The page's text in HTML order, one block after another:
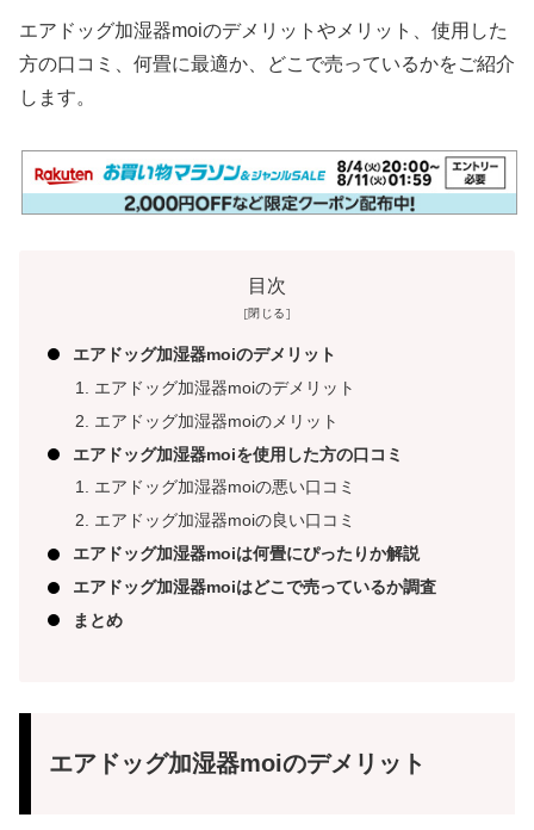
エアドッグ加湿器moiのデメリットやメリット、使用した
方の口コミ、何畳に最適か、どこで売っているかをご紹介
します。
目次
エアドッグ加湿器moiのデメリット
エアドッグ加湿器moiのデメリット
エアドッグ加湿器moiのメリット
エアドッグ加湿器moiを使用した方の口コミ
エアドッグ加湿器moiの悪い口コミ
エアドッグ加湿器moiの良い口コミ
エアドッグ加湿器moiは何畳にぴったりか解説
エアドッグ加湿器moiはどこで売っているか調査
まとめ
エアドッグ加湿器moiのデメリット